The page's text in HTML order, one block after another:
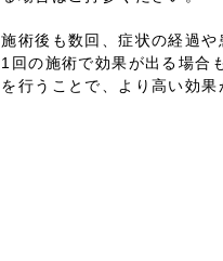
施術後も数回、症状の経過や
1回の施術で効果が出る場合
を行うことで、より高い効果